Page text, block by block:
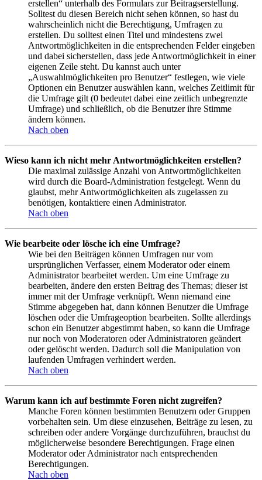
erstellen“ unterhalb des Formulars zur Beitragserstellung.
Solltest du diesen Bereich nicht sehen können, so hast du
wahrscheinlich nicht die Berechtigung, Umfragen zu
erstellen. Du solltest einen Titel und mindestens zwei
Antwortmöglichkeiten in die entsprechenden Felder eingeben
und dabei sicherstellen, dass jede Antwortmöglichkeit in einer
eigenen Zeile steht. Du kannst auch unter
„Auswahlmöglichkeiten pro Benutzer“ festlegen, wie viele
Optionen ein Benutzer auswählen kann, welches Zeitlimit für
die Umfrage gilt (0 bedeutet dabei eine zeitlich unbegrenzte
Umfrage) und schließlich, ob die Benutzer ihre Stimme
ändern können.
Nach oben
Wieso kann ich nicht mehr Antwortmöglichkeiten erstellen?
Die maximal zulässige Anzahl von Antwortmöglichkeiten
wird durch die Board-Administration festgelegt. Wenn du
glaubst, mehr Antwortmöglichkeiten als zugelassen zu
benötigen, kontaktiere einen Administrator.
Nach oben
Wie bearbeite oder lösche ich eine Umfrage?
Wie bei den Beiträgen können Umfragen nur vom
ursprünglichen Verfasser, einem Moderator oder einem
Administrator bearbeitet werden. Um eine Umfrage zu
bearbeiten, ändere den ersten Beitrag des Themas; dieser ist
immer mit der Umfrage verknüpft. Wenn niemand eine
Stimme abgegeben hat, dann können Benutzer die Umfrage
löschen oder die Umfrageoption bearbeiten. Sollte allerdings
schon ein Benutzer abgestimmt haben, so kann die Umfrage
nur noch von Moderatoren oder Administratoren geändert
oder gelöscht werden. Dadurch soll die Manipulation von
laufenden Umfragen verhindert werden.
Nach oben
Warum kann ich auf bestimmte Foren nicht zugreifen?
Manche Foren können bestimmten Benutzern oder Gruppen
vorbehalten sein. Um diese einzusehen, Beiträge zu lesen, zu
schreiben oder andere Vorgänge durchzuführen, brauchst du
möglicherweise besondere Berechtigungen. Frage einen
Moderator oder Administrator nach entsprechenden
Berechtigungen.
Nach oben